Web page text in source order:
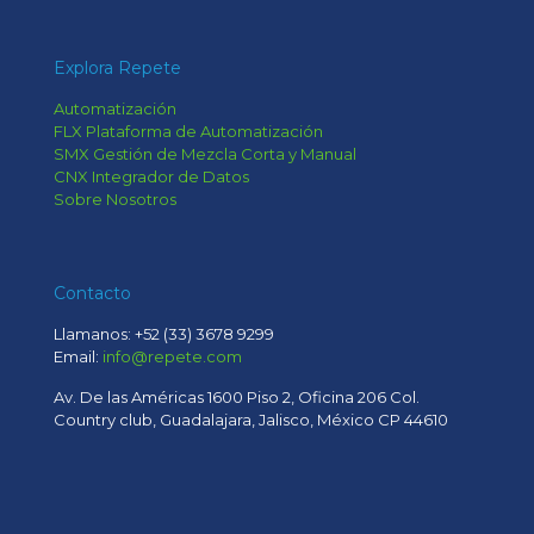
Explora Repete
Automatización
FLX Plataforma de Automatización
SMX Gestión de Mezcla Corta y Manual
CNX Integrador de Datos
Sobre Nosotros
Contacto
Llamanos: +52 (33) 3678 9299
Email: info@repete.com
Av. De las Américas 1600 Piso 2, Oficina 206 Col.
Country club, Guadalajara, Jalisco, México CP 44610